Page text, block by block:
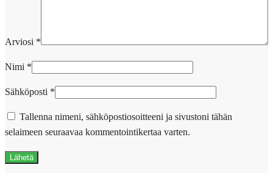
Arviosi *
Nimi *
Sähköposti *
Tallenna nimeni, sähköpostiosoitteeni ja sivustoni tähän
selaimeen seuraavaa kommentointikertaa varten.